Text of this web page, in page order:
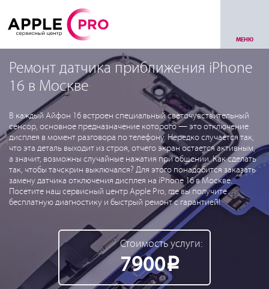
МЕНЮ
Ремонт датчика приближения iPhone
16 в Москве
В каждый Айфон 16 встроен специальный светочувствительный
сенсор, основное предназначение которого — это отключение
дисплея в момент разговора по телефону. Нередко случается так,
что эта деталь выходит из строя, отчего экран остается активным,
а значит, возможны случайные нажатия при общении. Как сделать
так, чтобы тачскрин выключался? Для этого понадобится заказать
замену датчика отключения дисплея на iPhone 16 в Москве.
Посетите наш сервисный центр Apple Pro, где вы получите
бесплатную диагностику и быстрый ремонт с гарантией!
Стоимость услуги:
7900Р